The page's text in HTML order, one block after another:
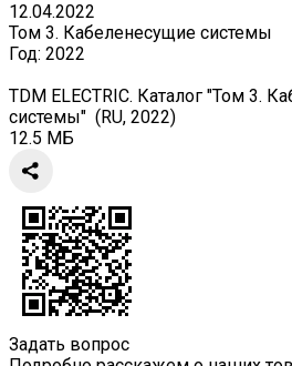
12.04.2022
Том 3. Кабеленесущие системы
Год: 2022
TDM ELECTRIC. Каталог "Том 3.
системы" (RU, 2022)
12.5 МБ
Задать вопрос